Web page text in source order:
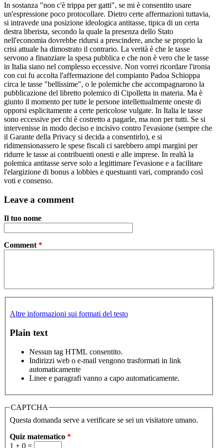
In sostanza "non c'è trippa per gatti", se mi è consentito usare
un'espressione poco protocollare. Dietro certe affermazioni tuttavia,
si intravede una posizione ideologica antitasse, tipica di un certa
destra liberista, secondo la quale la presenza dello Stato
nell'economia dovrebbe ridursi a prescindere, anche se proprio la
crisi attuale ha dimostrato il contrario. La verità è che le tasse
servono a finanziare la spesa pubblica e che non è vero che le tasse
in Italia siano nel complesso eccessive. Non vorrei ricordare l'ironia
con cui fu accolta l'affermazione del compianto Padoa Schioppa
circa le tasse "bellissime", o le polemiche che accompagnarono la
pubblicazione del libretto polemico di Cipolletta in materia. Ma è
giunto il momento per tutte le persone intellettualmente oneste di
opporsi esplicitamente a certe pericolose vulgate. In Italia le tasse
sono eccessive per chi è costretto a pagarle, ma non per tutti. Se si
intervenisse in modo deciso e incisivo contro l'evasione (sempre che
il Garante della Privacy si decida a consentirlo), e si
ridimensionassero le spese fiscali ci sarebbero ampi margini per
ridurre le tasse ai contribuenti onesti e alle imprese. In realtà la
polemica antitasse serve solo a legittimare l'evasione e a facilitare
l'elargizione di bonus a lobbies e questuanti vari, comprando così
voti e consenso.
Leave a comment
Il tuo nome
Comment *
Altre informazioni sui formati del testo
Plain text
Nessun tag HTML consentito.
Indirizzi web o e-mail vengono trasformati in link
automaticamente
Linee e paragrafi vanno a capo automaticamente.
CAPTCHA
Questa domanda serve a verificare se sei un visitatore umano.
Quiz matematico *
1 + 0 =